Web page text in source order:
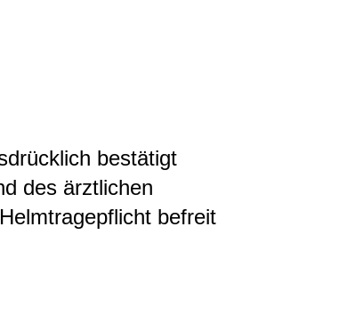
bestätigt
des ärztlichen
befreit